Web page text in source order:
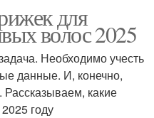
для
волос 2025
Необходимо учесть
данные. И, конечно,
какие
году